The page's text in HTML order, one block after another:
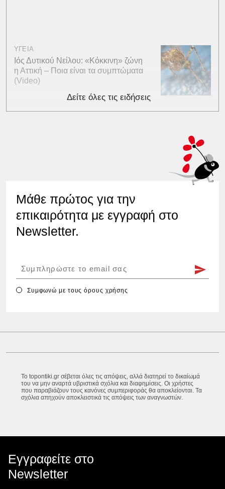
ΥΓΕΙΑ
Ιός Δυτικού Νείλου: «Κόκκινη» ζώνη
η Αττική – Ποια είναι τα συμπτώματα
(Video)
Δείτε όλες τις ειδήσεις
Μάθε πρώτος για την
επικαιρότητα με εγγραφή στο
Newsletter.
Συμφωνώ με τουςόρους χρήσης
Το topontiki.gr σέβεται όλες τις απόψεις, αλλά διατηρεί το δικαίωμά
του να μην αναρτά υβριστικά σχόλια και διαφημίσεις. Οι χρήστες
που παραβιάζουν τους κανόνες συμπεριφοράς θα αποκλείονται. Τα
σχόλια απηχούν αποκλειστικά τις απόψεις των αναγνωστών.
Εγγραφείτε στο
Newsletter